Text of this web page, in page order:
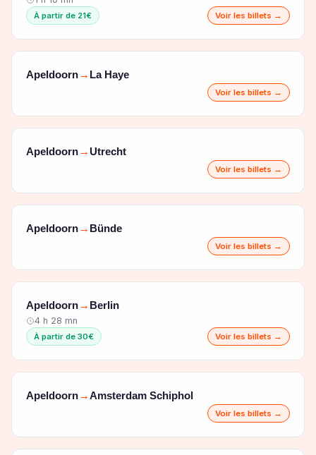
À partir de 21€ Voir les billets →
Apeldoorn→ La Haye
Voir les billets →
Apeldoorn→ Utrecht
Voir les billets →
Apeldoorn→ Bünde
Voir les billets →
Apeldoorn→ Berlin
4 h 28 mn
À partir de 30€ Voir les billets →
Apeldoorn→Amsterdam Schiphol
Voir les billets →